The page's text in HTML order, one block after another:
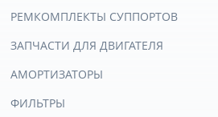
РЕМКОМПЛЕКТЫ СУППОРТОВ
ЗАПЧАСТИ ДЛЯ ДВИГАТЕЛЯ
АМОРТИЗАТОРЫ
ФИЛЬТРЫ